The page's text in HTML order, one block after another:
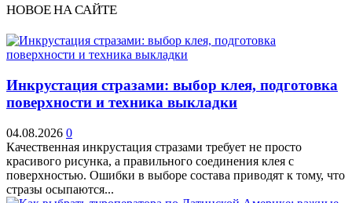
НОВОЕ НА САЙТЕ
Инкрустация стразами: выбор клея, подготовка
поверхности и техника выкладки
04.08.2026 0
Качественная инкрустация стразами требует не просто
красивого рисунка, а правильного соединения клея с
поверхностью. Ошибки в выборе состава приводят к тому, что
стразы осыпаются...